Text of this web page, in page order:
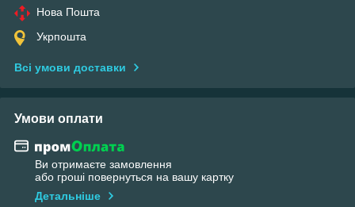
Нова Пошта
Укрпошта
Всі умови доставки
Умови оплати
Ви отримаєте замовлення
або гроші повернуться на вашу картку
Детальніше